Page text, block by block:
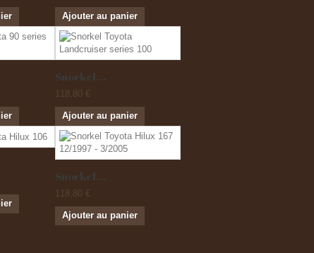
Ajouter au panier
Snorkel...
118,80 €
Ajouter au panier
Snorkel...
118,80 €
Ajouter au panier